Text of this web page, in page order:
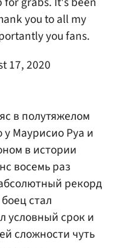
you to all my
you fans.
17, 2020
в полутяжелом
у Маурисио Руа и
в истории
восемь раз
рекорд
стал
условный срок и
сложности чуть